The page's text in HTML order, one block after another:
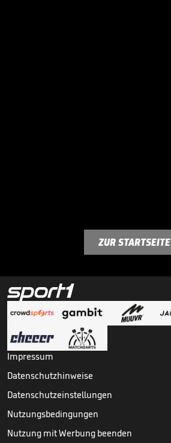
ZUR STARTSEITE
Impressum
Datenschutzhinweise
Datenschutzeinstellungen
Nutzungsbedingungen
Nutzung mit Werbung beenden